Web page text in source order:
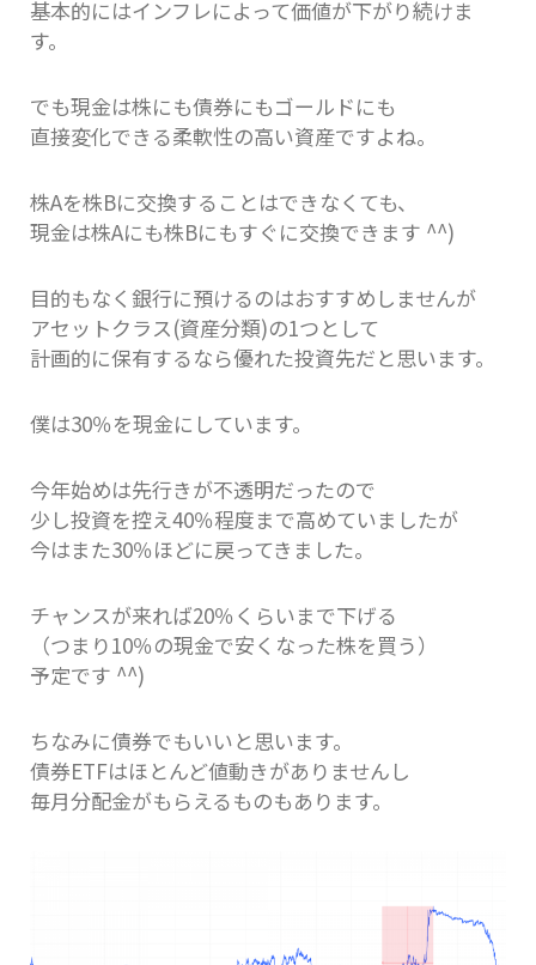
基本的にはインフレによって価値が下がり続けま
す。
でも現金は株にも債券にもゴールドにも
直接変化できる柔軟性の高い資産ですよね。
株Aを株Bに交換することはできなくても、
現金は株Aにも株Bにもすぐに交換できます ^^)
目的もなく銀行に預けるのはおすすめしませんが
アセットクラス(資産分類)の1つとして
計画的に保有するなら優れた投資先だと思います。
僕は30％を現金にしています。
今年始めは先行きが不透明だったので
少し投資を控え40％程度まで高めていましたが
今はまた30％ほどに戻ってきました。
チャンスが来れば20％くらいまで下げる
（つまり10％の現金で安くなった株を買う）
予定です ^^)
ちなみに債券でもいいと思います。
債券ETFはほとんど値動きがありませんし
毎月分配金がもらえるものもあります。